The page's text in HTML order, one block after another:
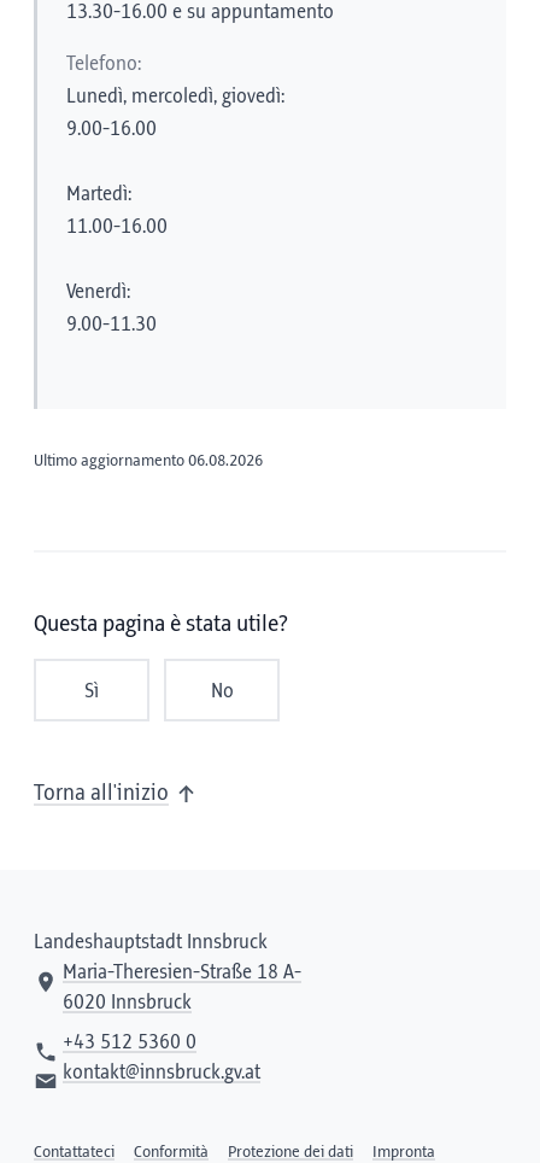
13.30-16.00 e su appuntamento
Telefono:
Lunedì, mercoledì, giovedì:
9.00-16.00
Martedì:
11.00-16.00
Venerdì:
9.00-11.30
Ultimo aggiornamento 06.08.2026
Questa pagina è stata utile?
Sì No
Torna all'inizio
Landeshauptstadt Innsbruck
Maria-Theresien-Straße 18 A-
6020 Innsbruck
+43 512 5360 0
kontakt@innsbruck.gv.at
Contattateci Conformità Protezione dei dati Impronta